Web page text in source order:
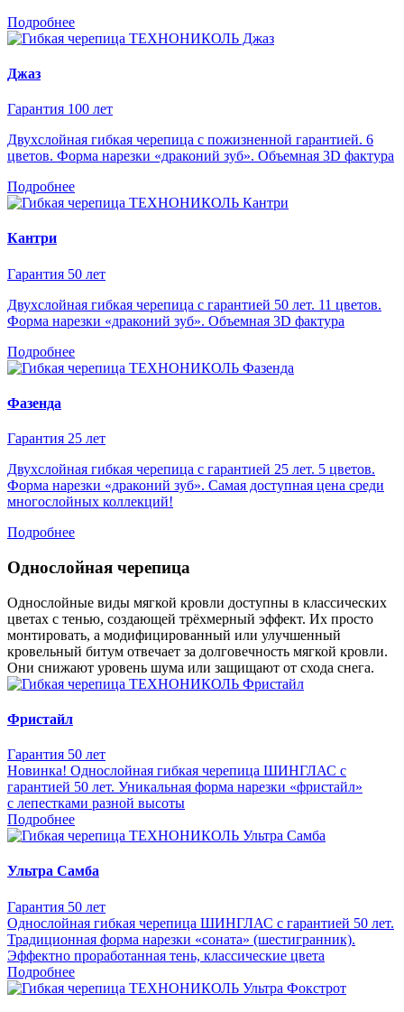
Подробнее
Джаз
Гарантия 100 лет
Двухслойная гибкая черепица с пожизненной гарантией. 6
цветов. Форма нарезки «драконий зуб». Объемная 3D фактура
Подробнее
Кантри
Гарантия 50 лет
Двухслойная гибкая черепица с гарантией 50 лет. 11 цветов.
Форма нарезки «драконий зуб». Объемная 3D фактура
Подробнее
Фазенда
Гарантия 25 лет
Двухслойная гибкая черепица с гарантией 25 лет. 5 цветов.
Форма нарезки «драконий зуб». Самая доступная цена среди
многослойных коллекций!
Подробнее
Однослойная черепица
Однослойные виды мягкой кровли доступны в классических
цветах с тенью, создающей трёхмерный эффект. Их просто
монтировать, а модифицированный или улучшенный
кровельный битум отвечает за долговечность мягкой кровли.
Они снижают уровень шума или защищают от схода снега.
Фристайл
Гарантия 50 лет
Новинка! Однослойная гибкая черепица ШИНГЛАС с
гарантией 50 лет. Уникальная форма нарезки «фристайл»
с лепестками разной высоты
Подробнее
Ультра Самба
Гарантия 50 лет
Однослойная гибкая черепица ШИНГЛАС с гарантией 50 лет.
Традиционная форма нарезки «соната» (шестигранник).
Эффектно проработанная тень, классические цвета
Подробнее